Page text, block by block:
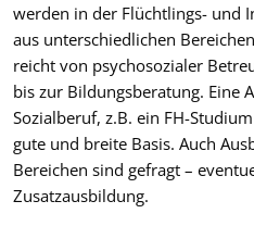
werden in der Flüchtlings- und
aus unterschiedlichen
reicht von psychosozialer
bis zur Bildungsberatung. Eine
Sozialberuf, z.B. ein FH-
gute und breite Basis. Auch
Bereichen sind gefragt –
Zusatzausbildung.